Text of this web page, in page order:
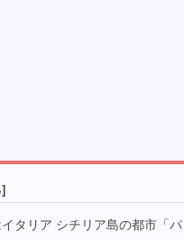
タリア シチリア島の都市「パ